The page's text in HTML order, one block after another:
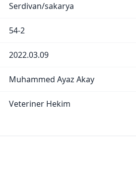
Serdivan/sakarya
54-2
2022.03.09
Muhammed Ayaz Akay
Veteriner Hekim